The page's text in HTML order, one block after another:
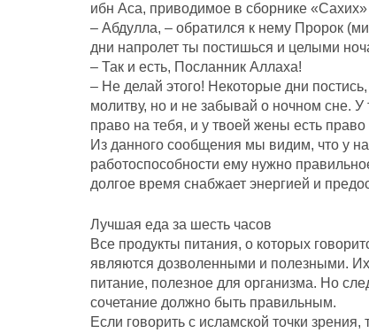
ибн Аса, приводимое в сборнике
– Абдулла, – обратился к нему Пророк
дни напролет ты постишься и целыми
– Так и есть, Посланник Аллаха!
– Не делай этого! Некоторые дни
молитву, но и не забывай о ночном сне. У
право на тебя, и у твоей жены есть право
Из данного сообщения мы видим, что у
работоспособности ему нужно
долгое время снабжает энергией и
Лучшая еда за шесть часов
Все продукты питания, о которых
являются дозволенными и полезными.
питание, полезное для организма. Но
сочетание должно быть правильным.
Если говорить с исламской точки